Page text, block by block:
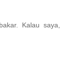
Kalau saya,